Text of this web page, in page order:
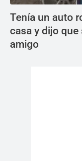
Tenía un auto
casa y dijo
amigo